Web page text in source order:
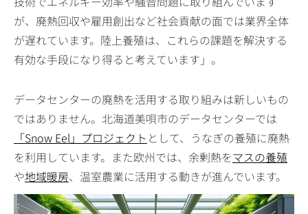
が、廃熱回収や雇用創出など社会貢献の面では業界全体
が遅れています。陸上養殖は、これらの課題を解決する
有効な手段になり得ると考えています」。
データセンターの廃熱を活用する取り組みは新しいもの
ではありません。北海道美唄市のデータセンターでは
「Snow Eel」プロジェクト として、うなぎの養殖に廃熱
を利用しています。また欧州では、余剰熱をマスの養殖
や地域暖房、温室農業に活用する動きが進んでいます。